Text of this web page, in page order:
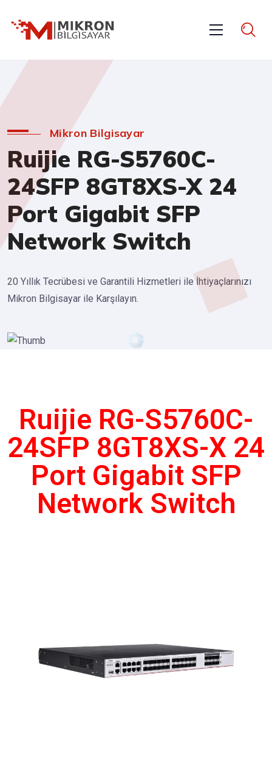
Mikron Bilgisayar
Ruijie RG-S5760C-
24SFP 8GT8XS-X 24
Port Gigabit SFP
Network Switch
20 Yıllık Tecrübesi ve Garantili Hizmetleri ile İhtiyaçlarınızı
Mikron Bilgisayar ile Karşılayın.
Ruijie RG-S5760C-
24SFP 8GT8XS-X 24
Port Gigabit SFP
Network Switch